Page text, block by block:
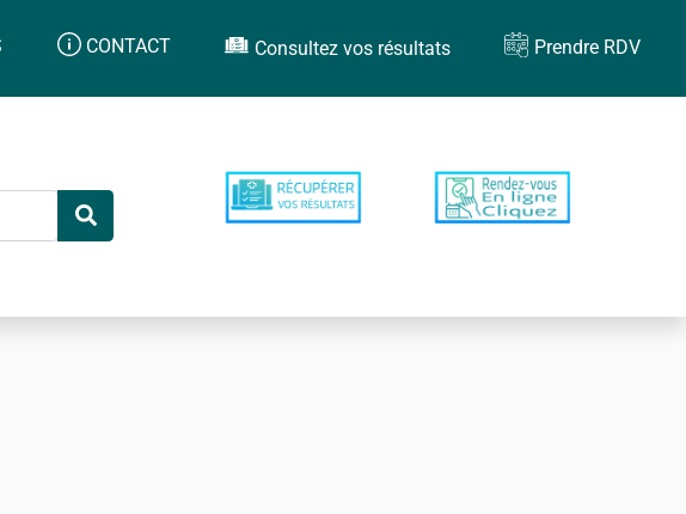
CONTACT Consultez vos résultats Prendre RDV